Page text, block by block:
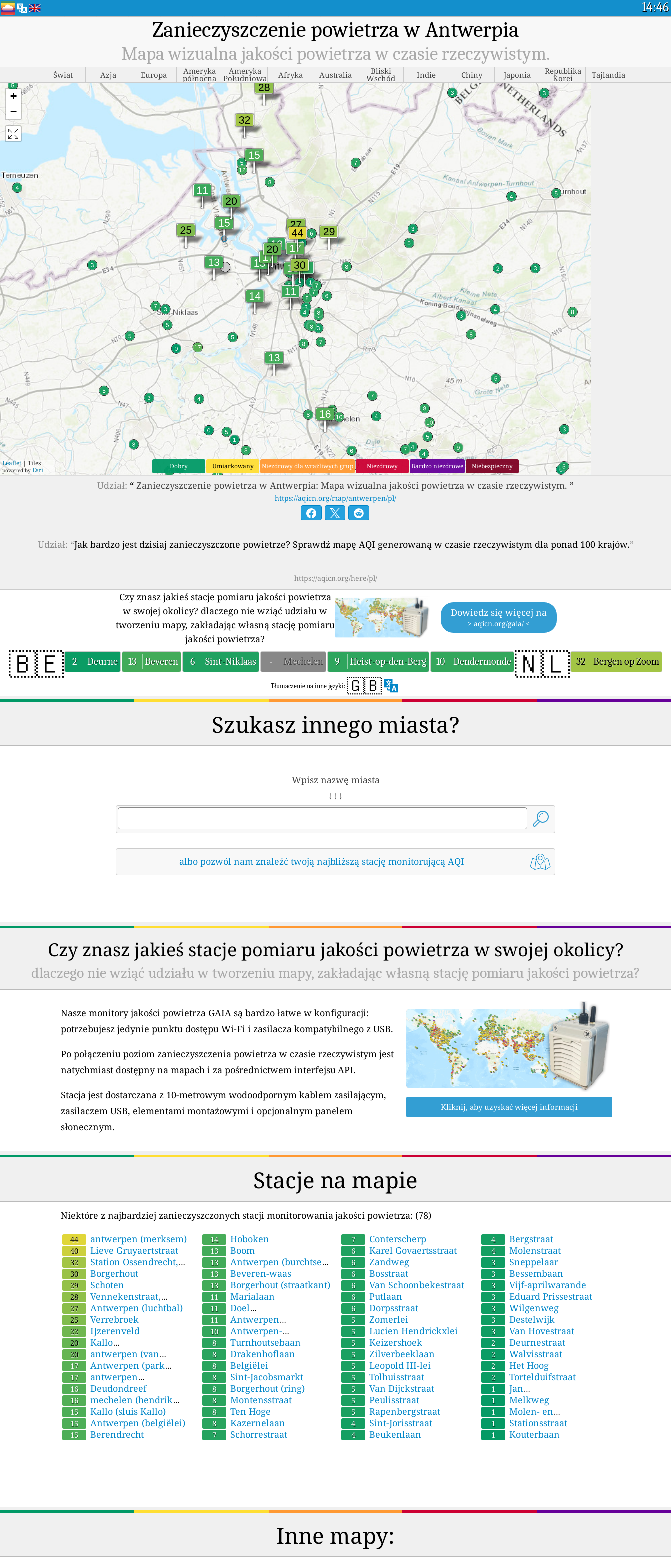
14:46
Zanieczyszczenie powietrza w Antwerpia
Mapa wizualna jakości powietrza w czasie rzeczywistym.
Świat Azja Europa Ameryka
północna
Ameryka
Południowa Afryka Australia Bliski
Wschód Indie Chiny Japonia Republika
Korei Tajlandia
+
−
Leaflet | Tiles
powered by Esri Dobry Umiarkowany Niezdrowy dla wrażliwych grup Niezdrowy Bardzo niezdrowe Niebezpieczny
Udział: “ Zanieczyszczenie powietrza w Antwerpia: Mapa wizualna jakości powietrza w czasie rzeczywistym. ”
https://aqicn.org/map/antwerpen/pl/
Udział: “Jak bardzo jest dzisiaj zanieczyszczone powietrze? Sprawdź mapę AQI generowaną w czasie rzeczywistym dla ponad 100 krajów.”
https://aqicn.org/here/pl/
Czy znasz jakieś stacje pomiaru jakości powietrza
w swojej okolicy? dlaczego nie wziąć udziału w
tworzeniu mapy, zakładając własną stację pomiaru
jakości powietrza?
Dowiedz się więcej na
> aqicn.org/gaia/ <
🇧🇪 2 Deurne 13 Beveren 6 Sint-Niklaas - Mechelen 9 Heist-op-den-Berg 10 Dendermonde 🇳🇱 32 Bergen op Zoom
Tłumaczenie na inne języki: 🇬🇧
Szukasz innego miasta?
Wpisz nazwę miasta
↓ ↓ ↓
albo pozwól nam znaleźć twoją najbliższą stację monitorującą AQI
Czy znasz jakieś stacje pomiaru jakości powietrza w swojej okolicy?
dlaczego nie wziąć udziału w tworzeniu mapy, zakładając własną stację pomiaru jakości powietrza?
Nasze monitory jakości powietrza GAIA są bardzo łatwe w konfiguracji:
potrzebujesz jedynie punktu dostępu Wi-Fi i zasilacza kompatybilnego z USB.
Po połączeniu poziom zanieczyszczenia powietrza w czasie rzeczywistym jest
natychmiast dostępny na mapach i za pośrednictwem interfejsu API.
Stacja jest dostarczana z 10-metrowym wodoodpornym kablem zasilającym,
zasilaczem USB, elementami montażowymi i opcjonalnym panelem
słonecznym.
Kliknij, aby uzyskać więcej informacji
Stacje na mapie
Niektóre z najbardziej zanieczyszczonych stacji monitorowania jakości powietrza: (78)
44 antwerpen (merksem)
40 Lieve Gruyaertstraat
32
Station Ossendrecht,
Brabant
30 Borgerhout
29 Schoten
28
Vennekenstraat,
Huijbergen
27 Antwerpen (luchtbal)
25 Verrebroek
22 IJzerenveld
20
Kallo
(liefkenshoektunnel)
20
antwerpen (van
averbekelaan)
17
Antwerpen (park
Spoor Noord)
17
antwerpen
(blancefloerlaan)
16 Deudondreef
16
mechelen (hendrik
speecqvest)
15 Kallo (sluis Kallo)
15 Antwerpen (belgiëlei)
15 Berendrecht
14 Hoboken
13 Boom
13
Antwerpen (burchtse
Weel)
13 Beveren-waas
13 Borgerhout (straatkant)
11 Marialaan
11
Doel
(engelsesteenweg)
11
Antwerpen
(groenenborgerlaan)
10
Antwerpen-
linkeroever
8 Turnhoutsebaan
8 Drakenhoflaan
8 Belgiëlei
8 Sint-Jacobsmarkt
8 Borgerhout (ring)
8 Montensstraat
8 Ten Hoge
8 Kazernelaan
7 Schorrestraat
7 Conterscherp
6 Karel Govaertsstraat
6 Zandweg
6 Bosstraat
6 Van Schoonbekestraat
6 Putlaan
6 Dorpsstraat
5 Zomerlei
5 Lucien Hendrickxlei
5 Keizershoek
5 Zilverbeeklaan
5 Leopold III-lei
5 Tolhuisstraat
5 Van Dijckstraat
5 Peulisstraat
5 Rapenbergstraat
4 Sint-Jorisstraat
4 Beukenlaan
4 Bergstraat
4 Molenstraat
3 Sneppelaar
3 Bessembaan
3 Vijf-aprilwarande
3 Eduard Prissestraat
3 Wilgenweg
3 Destelwijk
3 Van Hovestraat
2 Deurnestraat
2 Walvisstraat
2 Het Hoog
2 Tortelduifstraat
1
Jan
Hammeneckerstraat
1 Melkweg
1
Molen- en
Dweerstraatwegel
1 Stationsstraat
1 Kouterbaan
Inne mapy: